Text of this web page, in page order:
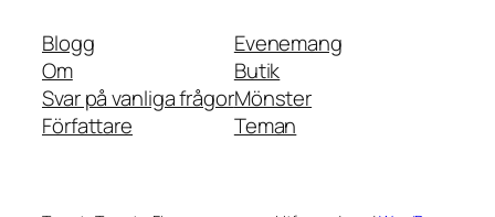
Blogg
Om
Svar på vanliga frågor
Författare
Evenemang
Butik
Mönster
Teman